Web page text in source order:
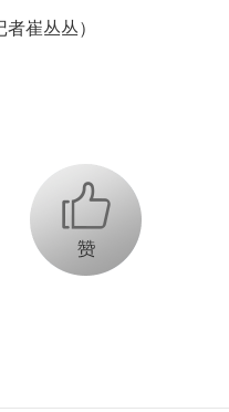
崔丛丛）
+1